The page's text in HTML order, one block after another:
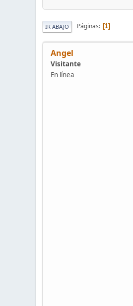
IR ABAJO Páginas 1
Angel
Visitante
En línea